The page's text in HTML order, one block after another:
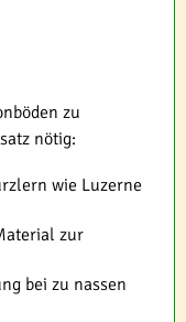
zu
nötig:
wie Luzerne
zur
bei zu nassen